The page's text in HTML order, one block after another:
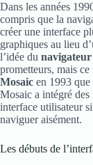
Dans les années
compris que la
créer une interface
graphiques au lieu
l’idée du
prometteurs, mais ce
Mosaic en 1993 que
Mosaic a intégré des
interface utilisateur
naviguer aisément.
Les débuts de